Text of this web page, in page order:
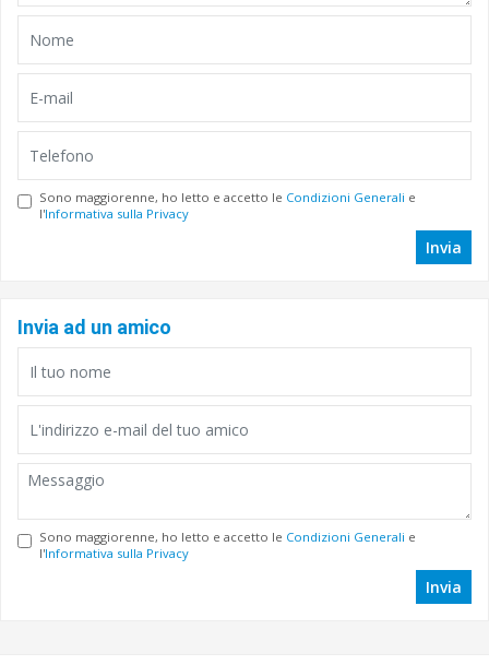
Sono maggiorenne, ho letto e accetto le Condizioni Generali e
l'Informativa sulla Privacy
Invia
Invia ad un amico
Sono maggiorenne, ho letto e accetto le Condizioni Generali e
l'Informativa sulla Privacy
Invia